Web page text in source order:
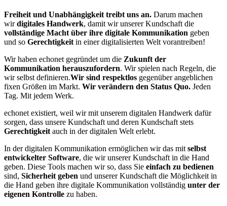
Freiheit und Unabhängigkeit treibt uns an. Darum machen
wirdigitales Handwerk, damit wir unserer Kundschaft die
vollständige Macht über ihre digitale Kommunikation geben
und so Gerechtigkeit in einer digitalisierten Welt vorantreiben!
Wir haben echonet gegründet um die Zukunft der
Kommunikation herauszufordern. Wir spielen nach Regeln, die
wir selbst definieren.Wir sind respektlos gegenüber angeblichen
fixen Größen im Markt. Wir verändern den Status Quo. Jeden
Tag. Mit jedem Werk.
echonet existiert, weil wir mit unserem digitalen Handwerk dafür
sorgen, dass unsere Kundschaft und deren Kundschaft stets
Gerechtigkeit auch in der digitalen Welt erlebt.
In der digitalen Kommunikation ermöglichen wir das mit selbst
entwickelter Software, die wir unserer Kundschaft in die Hand
geben. Diese Tools machen wir so, dass Sie einfach zu bedienen
sind, Sicherheit geben und unserer Kundschaft die Möglichkeit in
die Hand geben ihre digitale Kommunikation vollständig unter der
eigenen Kontrolle zu haben.